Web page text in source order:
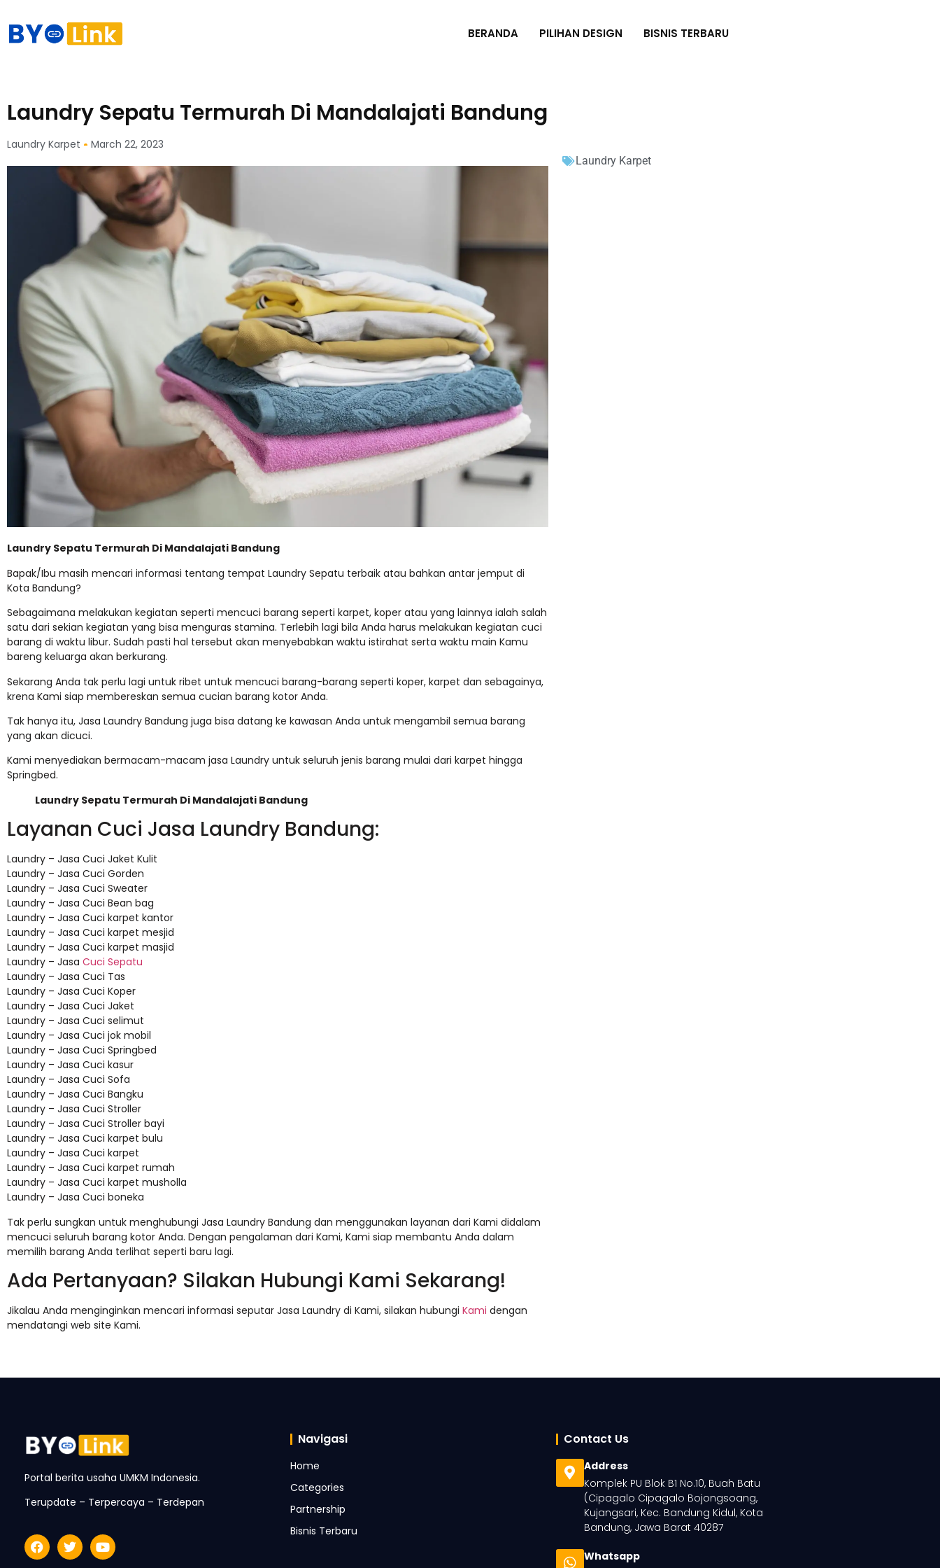
BERANDA PILIHAN DESIGN BISNIS TERBARU
Laundry Sepatu Termurah Di Mandalajati Bandung
Laundry Karpet March 22, 2023
Laundry Sepatu Termurah Di Mandalajati Bandung
Bapak/Ibu masih mencari informasi tentang tempat Laundry Sepatu terbaik atau bahkan antar jemput di
Kota Bandung?
Sebagaimana melakukan kegiatan seperti mencuci barang seperti karpet, koper atau yang lainnya ialah salah
satu dari sekian kegiatan yang bisa menguras stamina. Terlebih lagi bila Anda harus melakukan kegiatan cuci
barang di waktu libur. Sudah pasti hal tersebut akan menyebabkan waktu istirahat serta waktu main Kamu
bareng keluarga akan berkurang.
Sekarang Anda tak perlu lagi untuk ribet untuk mencuci barang-barang seperti koper, karpet dan sebagainya,
krena Kami siap membereskan semua cucian barang kotor Anda.
Tak hanya itu, Jasa Laundry Bandung juga bisa datang ke kawasan Anda untuk mengambil semua barang
yang akan dicuci.
Kami menyediakan bermacam-macam jasa Laundry untuk seluruh jenis barang mulai dari karpet hingga
Springbed.
Laundry Sepatu Termurah Di Mandalajati Bandung
Layanan Cuci Jasa Laundry Bandung:
Laundry – Jasa Cuci Jaket Kulit
Laundry – Jasa Cuci Gorden
Laundry – Jasa Cuci Sweater
Laundry – Jasa Cuci Bean bag
Laundry – Jasa Cuci karpet kantor
Laundry – Jasa Cuci karpet mesjid
Laundry – Jasa Cuci karpet masjid
Laundry – Jasa Cuci Sepatu
Laundry – Jasa Cuci Tas
Laundry – Jasa Cuci Koper
Laundry – Jasa Cuci Jaket
Laundry – Jasa Cuci selimut
Laundry – Jasa Cuci jok mobil
Laundry – Jasa Cuci Springbed
Laundry – Jasa Cuci kasur
Laundry – Jasa Cuci Sofa
Laundry – Jasa Cuci Bangku
Laundry – Jasa Cuci Stroller
Laundry – Jasa Cuci Stroller bayi
Laundry – Jasa Cuci karpet bulu
Laundry – Jasa Cuci karpet
Laundry – Jasa Cuci karpet rumah
Laundry – Jasa Cuci karpet musholla
Laundry – Jasa Cuci boneka
Tak perlu sungkan untuk menghubungi Jasa Laundry Bandung dan menggunakan layanan dari Kami didalam
mencuci seluruh barang kotor Anda. Dengan pengalaman dari Kami, Kami siap membantu Anda dalam
memilih barang Anda terlihat seperti baru lagi.
Ada Pertanyaan? Silakan Hubungi Kami Sekarang!
Jikalau Anda menginginkan mencari informasi seputar Jasa Laundry di Kami, silakan hubungi Kami dengan
mendatangi web site Kami.
Laundry Karpet
Portal berita usaha UMKM Indonesia.
Terupdate – Terpercaya – Terdepan
Navigasi
Home
Categories
Partnership
Bisnis Terbaru
Contact Us
Address
Komplek PU Blok B1 No.10, Buah Batu
(Cipagalo Cipagalo Bojongsoang,
Kujangsari, Kec. Bandung Kidul, Kota
Bandung, Jawa Barat 40287
Whatsapp